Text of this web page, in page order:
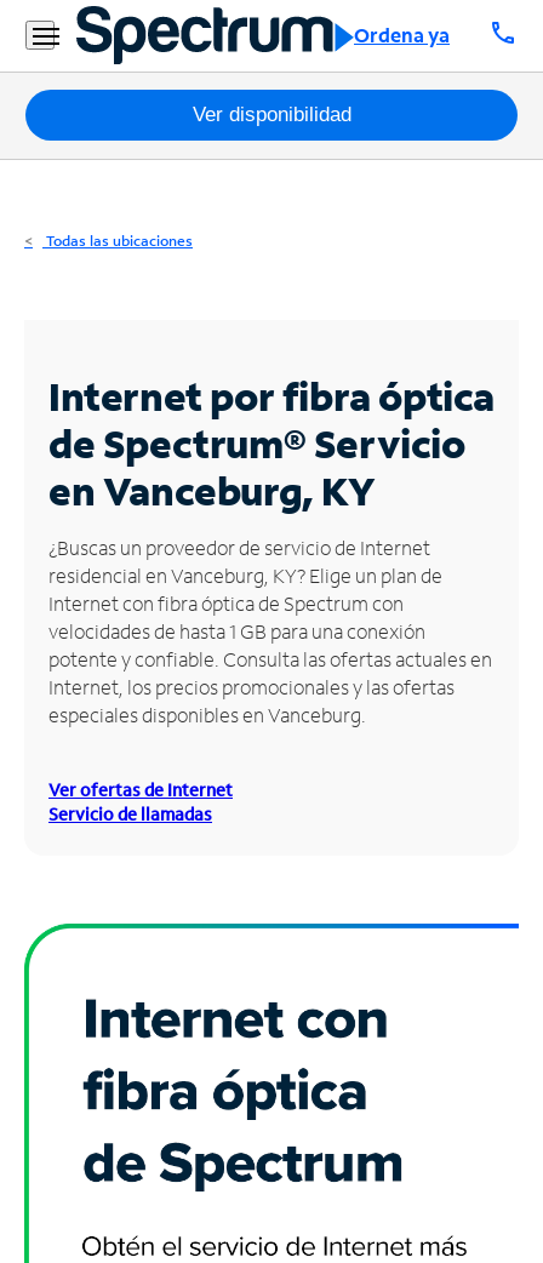
Ordena ya call
Residencial
Business
Paquetes
Internet
Business
Contáctanos
Inglés
Administrar
cuenta
Encuentra
una
tienda
Ver disponibilidad
Todas las ubicaciones
Internet por fibra óptica
de Spectrum®Servicio
en Vanceburg, KY
¿Buscas un proveedor de servicio de Internet
residencial en Vanceburg, KY? Elige un plan de
Internet con fibra óptica de Spectrum con
velocidades de hasta 1 GB para una conexión
potente y confiable. Consulta las ofertas actuales en
Internet, los precios promocionales y las ofertas
especiales disponibles en Vanceburg.
Ver ofertas de Internet
Servicio de llamadas